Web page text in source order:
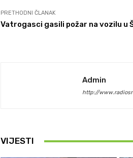
PRETHODNI ČLANAK
Vatrogasci gasili požar na vozilu u
Admin
http://
VIJESTI